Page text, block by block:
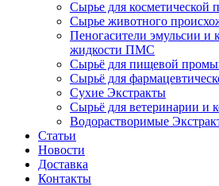
Сырье для косметической
Сырье животного
Пеногасители эмульсии и
жидкости ПМС
Сырьё для пищевой
Сырьё для
Сухие Экстракты
Сырьё для ветеринарии и
Водорастворимые
Статьи
Новости
Доставка
Контакты